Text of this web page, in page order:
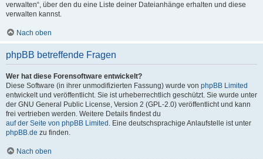
verwalten“, über den du eine Liste deiner Dateianhänge erhalten und diese
verwalten kannst.
Nach oben
phpBB betreffende Fragen
Wer hat diese Forensoftware entwickelt?
Diese Software (in ihrer unmodifizierten Fassung) wurde von phpBB Limited
entwickelt und veröffentlicht. Sie ist urheberrechtlich geschützt. Sie wurde unter
der GNU General Public License, Version 2 (GPL-2.0) veröffentlicht und kann
frei vertrieben werden. Weitere Details findest du
auf der Seite von phpBB Limited . Eine deutschsprachige Anlaufstelle ist unter
phpBB.de zu finden.
Nach oben